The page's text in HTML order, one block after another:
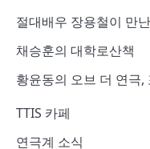
절대배우 장용철이 만
채승훈의 대학로산책
황윤동의 오브 더 연극,
TTIS 카페
연극계 소식